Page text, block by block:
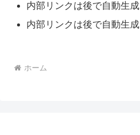
内部リンクは後で自動生成
内部リンクは後で自動生成
ホーム